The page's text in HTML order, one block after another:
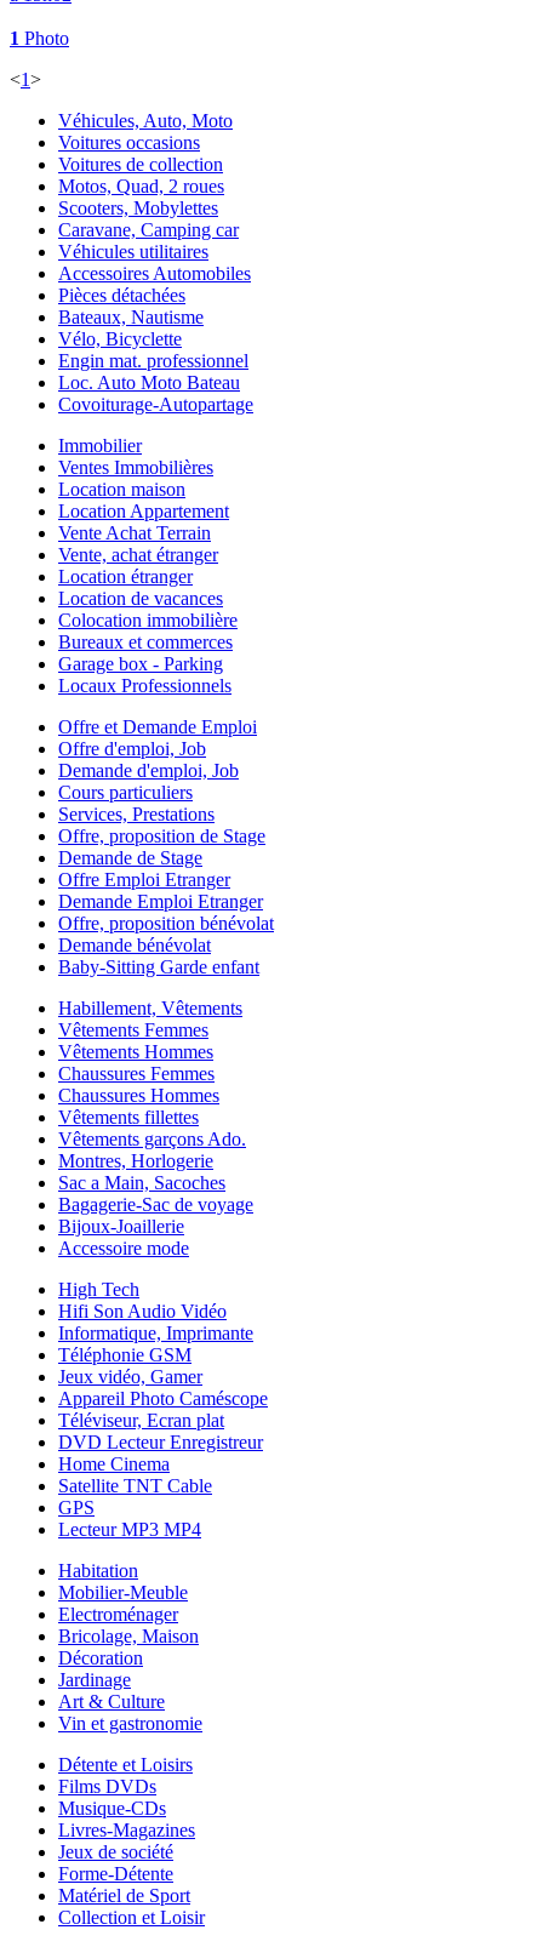
1 Photo
<1>
Véhicules, Auto, Moto
Voitures occasions
Voitures de collection
Motos, Quad, 2 roues
Scooters, Mobylettes
Caravane, Camping car
Véhicules utilitaires
Accessoires Automobiles
Pièces détachées
Bateaux, Nautisme
Vélo, Bicyclette
Engin mat. professionnel
Loc. Auto Moto Bateau
Covoiturage-Autopartage
Immobilier
Ventes Immobilières
Location maison
Location Appartement
Vente Achat Terrain
Vente, achat étranger
Location étranger
Location de vacances
Colocation immobilière
Bureaux et commerces
Garage box - Parking
Locaux Professionnels
Offre et Demande Emploi
Offre d'emploi, Job
Demande d'emploi, Job
Cours particuliers
Services, Prestations
Offre, proposition de Stage
Demande de Stage
Offre Emploi Etranger
Demande Emploi Etranger
Offre, proposition bénévolat
Demande bénévolat
Baby-Sitting Garde enfant
Habillement, Vêtements
Vêtements Femmes
Vêtements Hommes
Chaussures Femmes
Chaussures Hommes
Vêtements fillettes
Vêtements garçons Ado.
Montres, Horlogerie
Sac a Main, Sacoches
Bagagerie-Sac de voyage
Bijoux-Joaillerie
Accessoire mode
High Tech
Hifi Son Audio Vidéo
Informatique, Imprimante
Téléphonie GSM
Jeux vidéo, Gamer
Appareil Photo Caméscope
Téléviseur, Ecran plat
DVD Lecteur Enregistreur
Home Cinema
Satellite TNT Cable
GPS
Lecteur MP3 MP4
Habitation
Mobilier-Meuble
Electroménager
Bricolage, Maison
Décoration
Jardinage
Art & Culture
Vin et gastronomie
Détente et Loisirs
Films DVDs
Musique-CDs
Livres-Magazines
Jeux de société
Forme-Détente
Matériel de Sport
Collection et Loisir